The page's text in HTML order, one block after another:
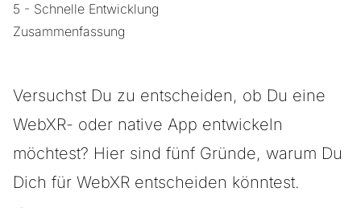
Versuchst Du zu entscheiden, ob Du eine
WebXR- oder native App entwickeln
möchtest? Hier sind fünf Gründe, warum Du
Dich für WebXR entscheiden könntest.
5 - Schnelle Entwicklung
Zusammenfassung